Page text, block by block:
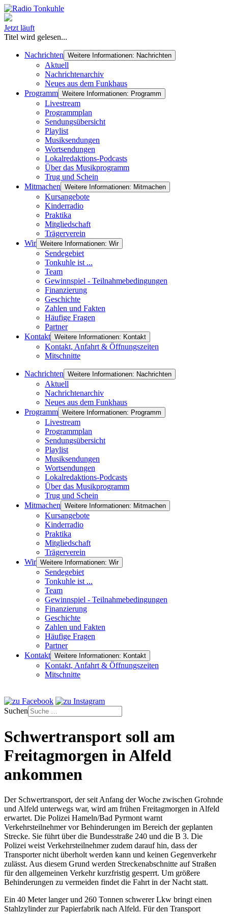
Jetzt läuft
Titel wird gelesen...
Nachrichten Weitere Informationen: Nachrichten
Aktuell
Nachrichtenarchiv
Neues aus dem Funkhaus
Programm Weitere Informationen: Programm
Livestream
Programmplan
Sendungsübersicht
Playlist
Musiksendungen
Wortsendungen
Lokalredaktions-Podcasts
Über das Musikprogramm
Trug und Schein
Mitmachen Weitere Informationen: Mitmachen
Kursangebote
Kinderradio
Praktika
Mitgliedschaft
Trägerverein
Wir Weitere Informationen: Wir
Sendegebiet
Tonkuhle ist ...
Team
Gewinnspiel - Teilnahmebedingungen
Finanzierung
Geschichte
Zahlen und Fakten
Häufige Fragen
Partner
Kontakt Weitere Informationen: Kontakt
Kontakt, Anfahrt & Öffnungszeiten
Mitschnitte
Nachrichten Weitere Informationen: Nachrichten
Aktuell
Nachrichtenarchiv
Neues aus dem Funkhaus
Programm Weitere Informationen: Programm
Livestream
Programmplan
Sendungsübersicht
Playlist
Musiksendungen
Wortsendungen
Lokalredaktions-Podcasts
Über das Musikprogramm
Trug und Schein
Mitmachen Weitere Informationen: Mitmachen
Kursangebote
Kinderradio
Praktika
Mitgliedschaft
Trägerverein
Wir Weitere Informationen: Wir
Sendegebiet
Tonkuhle ist ...
Team
Gewinnspiel - Teilnahmebedingungen
Finanzierung
Geschichte
Zahlen und Fakten
Häufige Fragen
Partner
Kontakt Weitere Informationen: Kontakt
Kontakt, Anfahrt & Öffnungszeiten
Mitschnitte
Suchen
Schwertransport soll am
Freitagmorgen in Alfeld
ankommen
Der Schwertransport, der seit Anfang der Woche zwischen Grohnde
und Alfeld unterwegs war, wird am frühen Freitagmorgen in Alfeld
erwartet. Die Polizei Hameln/Bad Pyrmont warnt
Verkehrsteilnehmer vor Behinderungen im Bereich der geplanten
Strecke. Sie führt über die Bundesstraße 240 und die B 3. Die
Polizei weist Verkehrsteilnehmer zudem darauf hin, dass der
Transporter nicht überholt werden kann und keinen Gegenverkehr
zulässt. Aus diesem Grund werden Streckenabschnitte auf Straßen
für den allgemeinen Verkehr kurzfristig gesperrt. Um größere
Behinderungen zu vermeiden findet die Fahrt in der Nacht statt.
Ein 40 Meter langer und 260 Tonnen schwerer Lkw bringt einen
Stahlzylinder zur Papierfabrik nach Alfeld. Für den Transport